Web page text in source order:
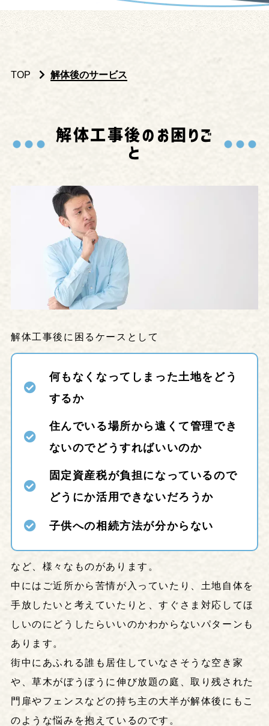
TOP 解体後のサービス
解体工事後の お 困 りご
と
解体工事後に困るケースとして
何もなくなってしまった土地をどう
するか
住んでいる場所から遠くて管理でき
ないのでどうすればいいのか
固定資産税が負担になっているので
どうにか活用できないだろうか
子供への相続方法が分からない
など、様々なものがあります。
中にはご近所から苦情が入っていたり、土地自体を
手放したいと考えていたりと、すぐさま対応してほ
しいのにどうしたらいいのかわからないパターンも
あります。
街中にあふれる誰も居住していなさそうな空き家
や、草木がぼうぼうに伸び放題の庭、取り残された
門扉やフェンスなどの持ち主の大半が解体後にもこ
のような悩みを抱えているのです。